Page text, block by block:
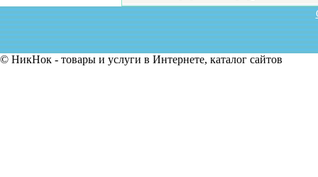
© НикНок - товары и услуги в Интернете, каталог сайтов